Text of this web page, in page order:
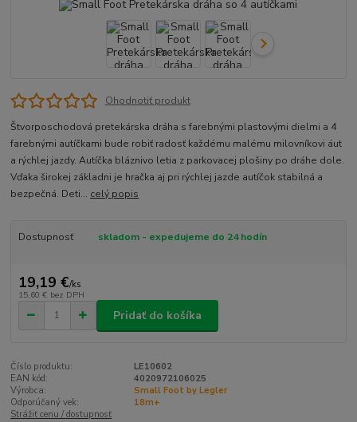
Ohodnotiť produkt
Štvorposchodová pretekárska dráha s farebnými plastovými dielmi a 4
farebnými autíčkami bude robiť radosť každému malému milovníkovi áut
a rýchlej jazdy. Autíčka bláznivo letia z parkovacej plošiny po dráhe dole.
Vďaka širokej základni je hračka aj pri rýchlej jazde autíčok stabilná a
bezpečná. Deti... celý popis
Dostupnosť skladom - expedujeme do 24 hodín
19,19 €/ks
15,60 € bez DPH
Pridať do košíka
Číslo produktu:
LE10602
EAN kód:
4020972106025
Výrobca:
Small Foot by Legler
Odporúčaný vek:
18m+
Strážiť cenu / dostupnosť